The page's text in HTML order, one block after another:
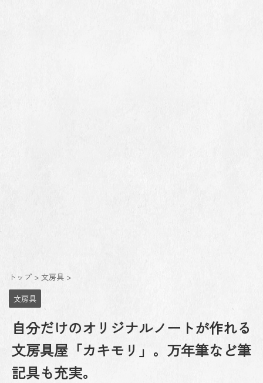
トップ > 文房具 >
文房具
自分だけのオリジナルノートが作れる
文房具屋「カキモリ」。万年筆など筆
記具も充実。